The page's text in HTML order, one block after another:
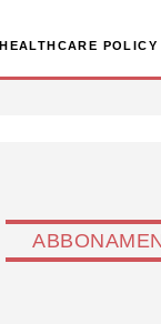
HEALTHCARE POLICY